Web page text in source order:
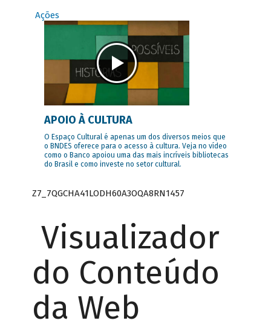
Ações
APOIO À CULTURA
O Espaço Cultural é apenas um dos diversos meios que
o BNDES oferece para o acesso à cultura. Veja no vídeo
como o Banco apoiou uma das mais incríveis bibliotecas
do Brasil e como investe no setor cultural.
Z7_7QGCHA41LODH60A3OQA8RN1457
Visualizador
do Conteúdo
da Web